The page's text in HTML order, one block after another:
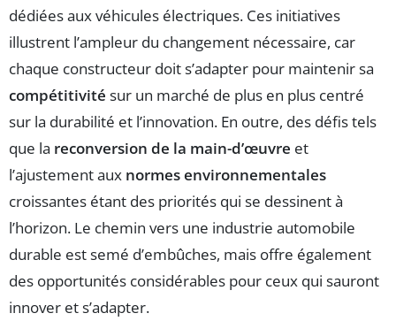
dédiées aux véhicules électriques. Ces initiatives
illustrent l’ampleur du changement nécessaire, car
chaque constructeur doit s’adapter pour maintenir sa
compétitivité sur un marché de plus en plus centré
sur la durabilité et l’innovation. En outre, des défis tels
que la reconversion de la main-d’œuvre et
l’ajustement aux normes environnementales
croissantes étant des priorités qui se dessinent à
l’horizon. Le chemin vers une industrie automobile
durable est semé d’embûches, mais offre également
des opportunités considérables pour ceux qui sauront
innover et s’adapter.